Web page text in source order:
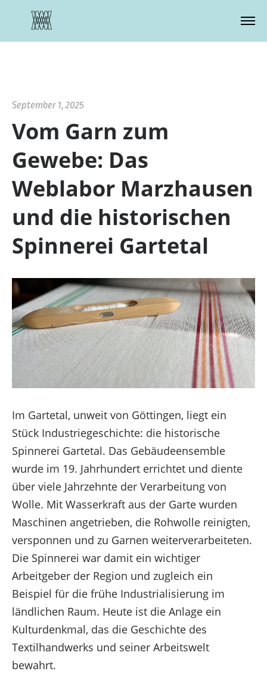
Zustimmung verwalten
Um dir ein optimales Erlebnis zu bieten, verwenden
wir Technologien wie Cookies, um
Geräteinformationen zu speichern und/oder darauf
zuzugreifen. Wenn du diesen Technologien
zustimmst, können wir Daten wie das Surfverhalten
oder eindeutige IDs auf dieser Website verarbeiten.
Wenn du deine Zustimmung nicht erteilst oder
zurückziehst, können bestimmte Merkmale und
Funktionen beeinträchtigt werden.
Funktional
Funktional
Immer aktiv
Vorlieben
September 1, 2025
Vom Garn zum
Gewebe: Das
Weblabor Marzhausen
und die historischen
Spinnerei Gartetal
Im Gartetal, unweit von Göttingen, liegt ein
Stück Industriegeschichte: die historische
Spinnerei Gartetal. Das Gebäudeensemble
wurde im 19. Jahrhundert errichtet und diente
über viele Jahrzehnte der Verarbeitung von
Wolle. Mit Wasserkraft aus der Garte wurden
Maschinen angetrieben, die Rohwolle reinigten,
versponnen und zu Garnen weiterverarbeiteten.
Die Spinnerei war damit ein wichtiger
Arbeitgeber der Region und zugleich ein
Beispiel für die frühe Industrialisierung im
ländlichen Raum. Heute ist die Anlage ein
Kulturdenkmal, das die Geschichte des
Textilhandwerks und seiner Arbeitswelt
bewahrt.